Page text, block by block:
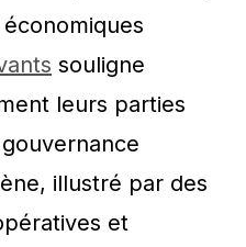
souligne
leurs parties
illustré par des
et